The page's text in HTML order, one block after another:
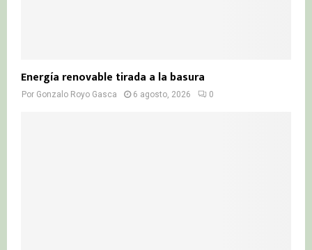
Energía renovable tirada a la basura
Por Gonzalo Royo Gasca 6 agosto, 2026 0